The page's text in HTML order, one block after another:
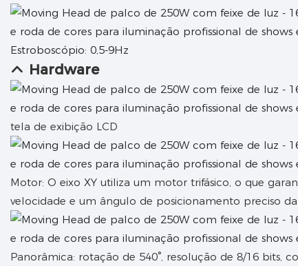
Estroboscópio: 0,5-9Hz
Hardware
tela de exibição LCD
Motor: O eixo XY utiliza um motor trifásico, o que
velocidade e um ângulo de posicionamento preciso
Panorâmica: rotação de 540°, resolução de 8/16 bits,